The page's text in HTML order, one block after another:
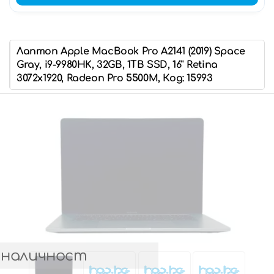
Лаптоп Apple MacBook Pro A2141 (2019) Space
Gray, i9-9980HK, 32GB, 1TB SSD, 16'' Retina
3072x1920, Radeon Pro 5500M, Код: 15993